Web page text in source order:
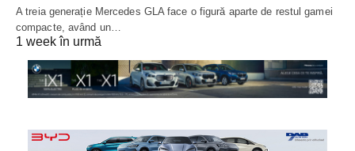
A treia generație Mercedes GLA face o figură aparte de restul gamei
compacte, având un…
1 week în urmă